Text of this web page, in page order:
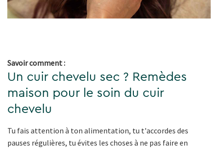
Savoir comment :
Un cuir chevelu sec ? Remèdes
maison pour le soin du cuir
chevelu
Tu fais attention à ton alimentation, tu t'accordes des
pauses régulières, tu évites les choses à ne pas faire en